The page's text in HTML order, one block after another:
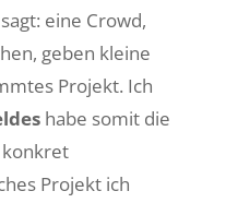
eine Crowd,
geben kleine
Projekt. Ich
habe somit die
konkret
Projekt ich